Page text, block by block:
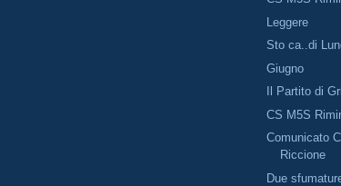
Leggere
Sto ca..di
Giugno
Il Partito di
CS M5S
Comunicato
Riccione
Due